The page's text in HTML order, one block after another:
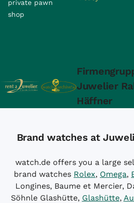
private pawn
shop
Juwelier
Häffner
Brand watches at
watch.de offers you a large
brand watches Rolex, Omega,
Longines, Baume et Mercier,
Söhnle Glashütte, Glashütte,